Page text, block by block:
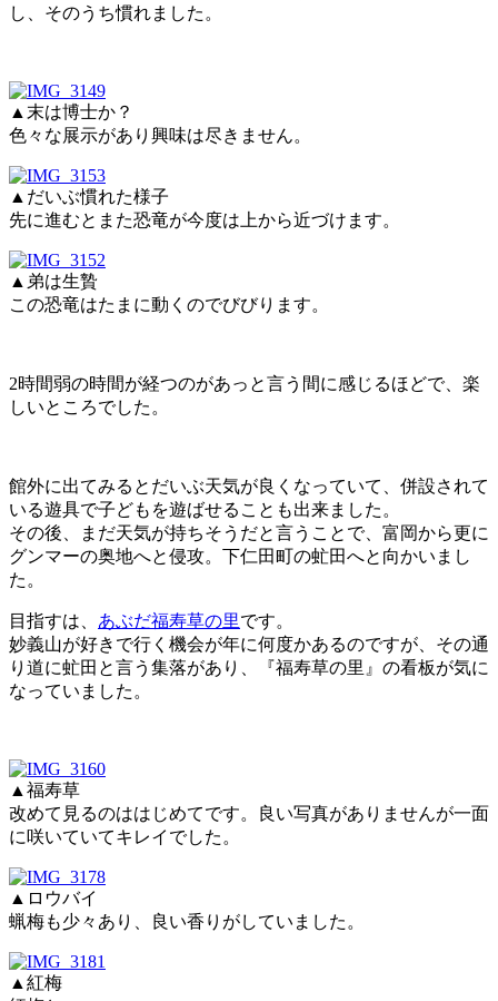
し、そのうち慣れました。
▲末は博士か？
色々な展示があり興味は尽きません。
▲だいぶ慣れた様子
先に進むとまた恐竜が今度は上から近づけます。
▲弟は生贄
この恐竜はたまに動くのでびびります。
2時間弱の時間が経つのがあっと言う間に感じるほどで、楽
しいところでした。
館外に出てみるとだいぶ天気が良くなっていて、併設されて
いる遊具で子どもを遊ばせることも出来ました。
その後、まだ天気が持ちそうだと言うことで、富岡から更に
グンマーの奥地へと侵攻。下仁田町の虻田へと向かいまし
た。
目指すは、 あぶだ福寿草の里です。
妙義山が好きで行く機会が年に何度かあるのですが、その通
り道に虻田と言う集落があり、『福寿草の里』の看板が気に
なっていました。
▲福寿草
改めて見るのははじめてです。良い写真がありませんが一面
に咲いていてキレイでした。
▲ロウバイ
蝋梅も少々あり、良い香りがしていました。
▲紅梅